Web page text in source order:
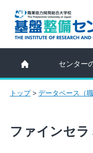
センター
トップ> データベース（
ファインセ